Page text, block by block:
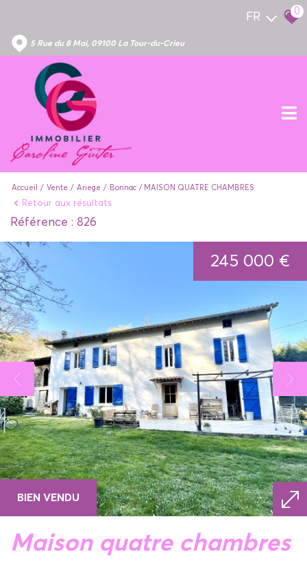
5 Rue du 8 Mai, 09100 La Tour-du-Crieu
FR 0
Accueil Vente Ariege Bonnac MAISON QUATRE CHAMBRES
Retour aux résultats
Référence : 826
BIEN VENDU
245 000 €
maison quatre chambres